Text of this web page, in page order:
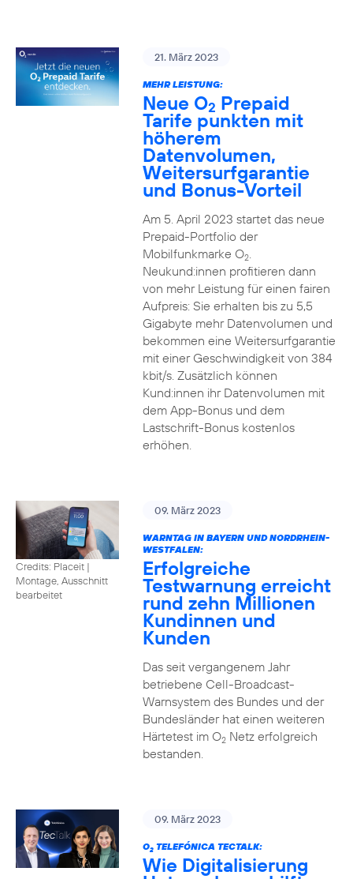
21. März 2023
MEHR LEISTUNG:
Neue O2 Prepaid
Tarife punkten mit
höherem
Datenvolumen,
Weitersurfgarantie
und Bonus-Vorteil
Am 5. April 2023 startet das neue
Prepaid-Portfolio der
Mobilfunkmarke O2.
Neukund:innen profitieren dann
von mehr Leistung für einen fairen
Aufpreis: Sie erhalten bis zu 5,5
Gigabyte mehr Datenvolumen und
bekommen eine Weitersurfgarantie
mit einer Geschwindigkeit von 384
kbit/s. Zusätzlich können
Kund:innen ihr Datenvolumen mit
dem App-Bonus und dem
Lastschrift-Bonus kostenlos
erhöhen.
Credits: Placeit |
Montage, Ausschnitt
bearbeitet
09. März 2023
WARNTAG IN BAYERN UND NORDRHEIN-
WESTFALEN:
Erfolgreiche
Testwarnung erreicht
rund zehn Millionen
Kundinnen und
Kunden
Das seit vergangenem Jahr
betriebene Cell-Broadcast-
Warnsystem des Bundes und der
Bundesländer hat einen weiteren
Härtetest im O2Netz erfolgreich
bestanden.
09. März 2023
O2TELEFÓNICA TECTALK:
Wie Digitalisierung